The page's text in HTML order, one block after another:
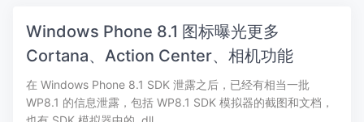
Windows Phone 8.1 图标曝光更多
Cortana、Action Center、相机功能
在 Windows Phone 8.1 SDK 泄露之后，已经有相当一批
WP8.1 的信息泄露，包括 WP8.1 SDK 模拟器的截图和文档，